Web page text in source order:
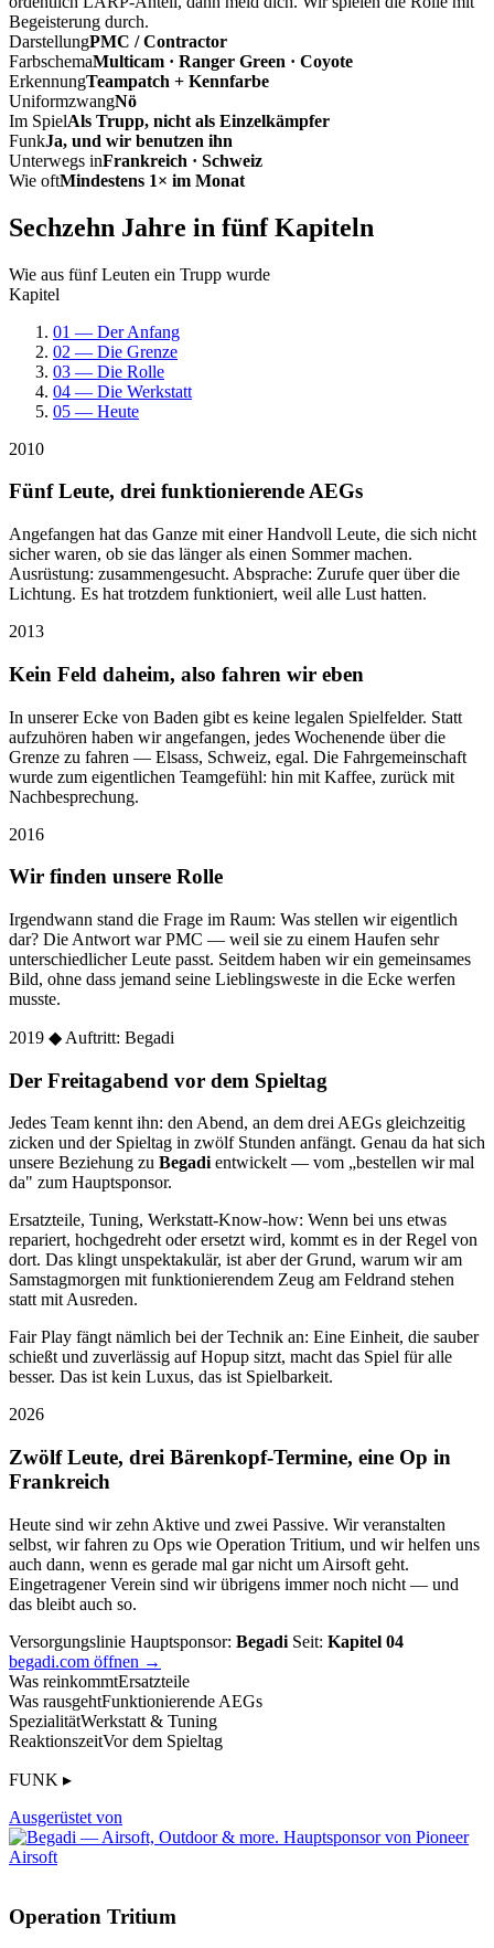
Begeisterung durch.
DarstellungPMC / Contractor
FarbschemaMulticam · Ranger Green · Coyote
ErkennungTeampatch + Kennfarbe
UniformzwangNö
Im SpielAls Trupp, nicht als Einzelkämpfer
FunkJa, und wir benutzen ihn
Unterwegs inFrankreich · Schweiz
Wie oftMindestens 1× im Monat
Sechzehn Jahre in fünf Kapiteln
Wie aus fünf Leuten ein Trupp wurde
Kapitel
01 — Der Anfang
02 — Die Grenze
03 — Die Rolle
04 — Die Werkstatt
05 — Heute
2010
Fünf Leute, drei funktionierende AEGs
Angefangen hat das Ganze mit einer Handvoll Leute, die sich nicht
sicher waren, ob sie das länger als einen Sommer machen.
Ausrüstung: zusammengesucht. Absprache: Zurufe quer über die
Lichtung. Es hat trotzdem funktioniert, weil alle Lust hatten.
2013
Kein Feld daheim, also fahren wir eben
In unserer Ecke von Baden gibt es keine legalen Spielfelder. Statt
aufzuhören haben wir angefangen, jedes Wochenende über die
Grenze zu fahren — Elsass, Schweiz, egal. Die Fahrgemeinschaft
wurde zum eigentlichen Teamgefühl: hin mit Kaffee, zurück mit
Nachbesprechung.
2016
Wir finden unsere Rolle
Irgendwann stand die Frage im Raum: Was stellen wir eigentlich
dar? Die Antwort war PMC — weil sie zu einem Haufen sehr
unterschiedlicher Leute passt. Seitdem haben wir ein gemeinsames
Bild, ohne dass jemand seine Lieblingsweste in die Ecke werfen
musste.
2019 ◆ Auftritt: Begadi
Der Freitagabend vor dem Spieltag
Jedes Team kennt ihn: den Abend, an dem drei AEGs gleichzeitig
zicken und der Spieltag in zwölf Stunden anfängt. Genau da hat sich
unsere Beziehung zu Begadientwickelt — vom „bestellen wir mal
da" zum Hauptsponsor.
Ersatzteile, Tuning, Werkstatt-Know-how: Wenn bei uns etwas
repariert, hochgedreht oder ersetzt wird, kommt es in der Regel von
dort. Das klingt unspektakulär, ist aber der Grund, warum wir am
Samstagmorgen mit funktionierendem Zeug am Feldrand stehen
statt mit Ausreden.
Fair Play fängt nämlich bei der Technik an: Eine Einheit, die sauber
schießt und zuverlässig auf Hopup sitzt, macht das Spiel für alle
besser. Das ist kein Luxus, das ist Spielbarkeit.
2026
Zwölf Leute, drei Bärenkopf-Termine, eine Op in
Frankreich
Heute sind wir zehn Aktive und zwei Passive. Wir veranstalten
selbst, wir fahren zu Ops wie Operation Tritium, und wir helfen uns
auch dann, wenn es gerade mal gar nicht um Airsoft geht.
Eingetragener Verein sind wir übrigens immer noch nicht — und
das bleibt auch so.
Versorgungslinie Hauptsponsor: Begadi Seit: Kapitel 04
begadi.com öffnen →
Was reinkommtErsatzteile
Was rausgehtFunktionierende AEGs
SpezialitätWerkstatt & Tuning
ReaktionszeitVor dem Spieltag
FUNK ▸
Ausgerüstet von
Operation Tritium